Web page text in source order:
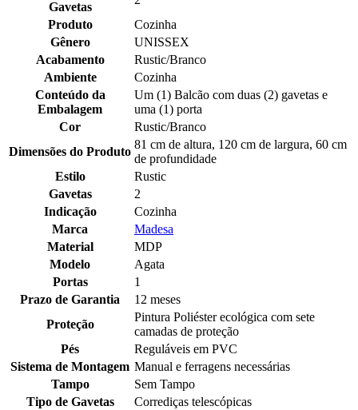
Gavetas
Produto
Cozinha
Gênero
UNISSEX
Acabamento
Rustic/Branco
Ambiente
Cozinha
Conteúdo da
Embalagem
Um (1) Balcão com duas (2) gavetas e
uma (1) porta
Cor
Rustic/Branco
Dimensões do Produto
81 cm de altura, 120 cm de largura, 60 cm
de profundidade
Estilo
Rustic
Gavetas
2
Indicação
Cozinha
Marca
Madesa
Material
MDP
Modelo
Agata
Portas
1
Prazo de Garantia
12 meses
Proteção
Pintura Poliéster ecológica com sete
camadas de proteção
Pés
Reguláveis em PVC
Sistema de Montagem Manual e ferragens necessárias
Tampo
Sem Tampo
Tipo de Gavetas
Corrediças telescópicas